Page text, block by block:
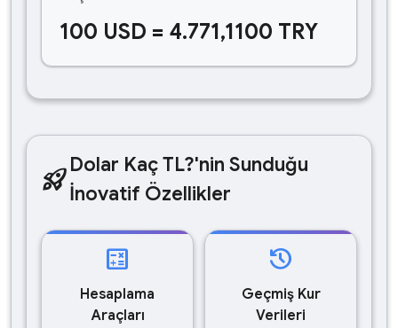
100 USD = 4.771,1100 TRY
rocket_launchDolar Kaç TL?'nin Sunduğu
İnovatif Özellikler
calculate
Hesaplama
Araçları
history
Geçmiş Kur
Verileri